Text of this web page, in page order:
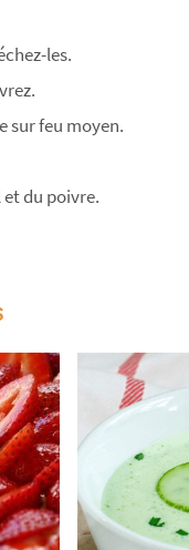
les.
sur feu moyen.
et du poivre.